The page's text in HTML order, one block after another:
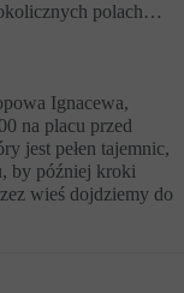
polach…
Ignacewa,
na placu przed
jest pełen tajemnic,
by później kroki
wieś dojdziemy do